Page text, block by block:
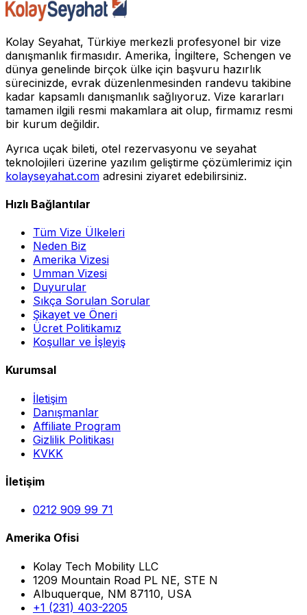
Kolay Seyahat, Türkiye merkezli profesyonel bir vize
danışmanlık firmasıdır. Amerika, İngiltere, Schengen ve
dünya genelinde birçok ülke için başvuru hazırlık
sürecinizde, evrak düzenlenmesinden randevu takibine
kadar kapsamlı danışmanlık sağlıyoruz. Vize kararları
tamamen ilgili resmi makamlara ait olup, firmamız resmi
bir kurum değildir.
Ayrıca uçak bileti, otel rezervasyonu ve seyahat
teknolojileri üzerine yazılım geliştirme çözümlerimiz için
kolayseyahat.com adresini ziyaret edebilirsiniz.
Hızlı Bağlantılar
Tüm Vize Ülkeleri
Neden Biz
Amerika Vizesi
Umman Vizesi
Duyurular
Sıkça Sorulan Sorular
Şikayet ve Öneri
Ücret Politikamız
Koşullar ve İşleyiş
Kurumsal
İletişim
Danışmanlar
Affiliate Program
Gizlilik Politikası
KVKK
İletişim
0212 909 99 71
Amerika Ofisi
Kolay Tech Mobility LLC
1209 Mountain Road PL NE, STE N
Albuquerque, NM 87110, USA
+1 (231) 403-2205